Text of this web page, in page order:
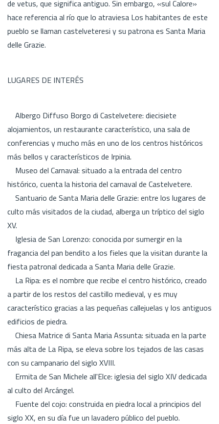
de vetus, que significa antiguo. Sin embargo, «sul Calore»
hace referencia al río que lo atraviesa Los habitantes de este
pueblo se llaman castelveteresi y su patrona es Santa Maria
delle Grazie.
LUGARES DE INTERÉS
Albergo Diffuso Borgo di Castelvetere: diecisiete
alojamientos, un restaurante característico, una sala de
conferencias y mucho más en uno de los centros históricos
más bellos y característicos de Irpinia.
Museo del Carnaval: situado a la entrada del centro
histórico, cuenta la historia del carnaval de Castelvetere.
Santuario de Santa Maria delle Grazie: entre los lugares de
culto más visitados de la ciudad, alberga un tríptico del siglo
XV.
Iglesia de San Lorenzo: conocida por sumergir en la
fragancia del pan bendito a los fieles que la visitan durante la
fiesta patronal dedicada a Santa Maria delle Grazie.
La Ripa: es el nombre que recibe el centro histórico, creado
a partir de los restos del castillo medieval, y es muy
característico gracias a las pequeñas callejuelas y los antiguos
edificios de piedra.
Chiesa Matrice di Santa Maria Assunta: situada en la parte
más alta de La Ripa, se eleva sobre los tejados de las casas
con su campanario del siglo XVIII.
Ermita de San Michele all'Elce: iglesia del siglo XIV dedicada
al culto del Arcángel.
Fuente del cojo: construida en piedra local a principios del
siglo XX, en su día fue un lavadero público del pueblo.